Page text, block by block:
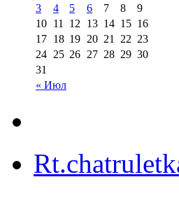
« Июл
3
4 5 6 7 8
9
10 11 12 13 14 15 16
17 18 19 20 21 22 23
24 25 26 27 28 29 30
31